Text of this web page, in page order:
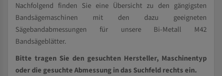
Nachfolgend finden Sie eine Übersicht zu den gängigsten
Bandsägemaschinen mit den dazu geeigneten
Sägebandabmessungen für unsere Bi-Metall M42
Bandsägeblätter.
Bitte tragen Sie den gesuchten Hersteller, Maschinentyp
oder die gesuchte Abmessung in das Suchfeld rechts ein.